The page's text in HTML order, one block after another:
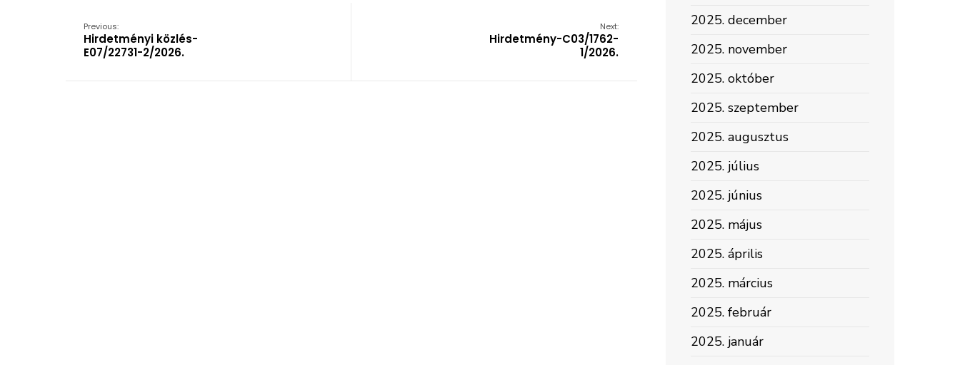
Previous:
Hirdetményi közlés-
E07/22731-2/2026.
Next:
Hirdetmény-C03/1762-
1/2026.
2025. december
2025. november
2025. október
2025. szeptember
2025. augusztus
2025. július
2025. június
2025. május
2025. április
2025. március
2025. február
2025. január